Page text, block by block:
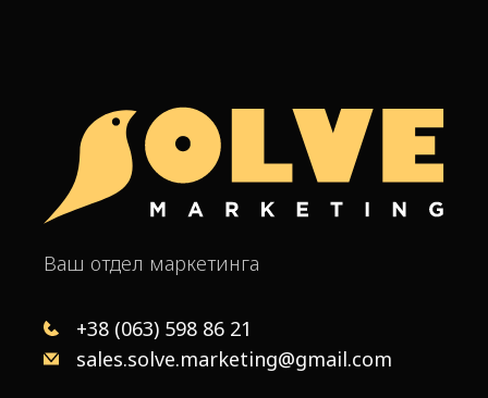
Ваш отдел маркетинга
+38 (063) 598 86 21
sales.solve.marketing@gmail.com